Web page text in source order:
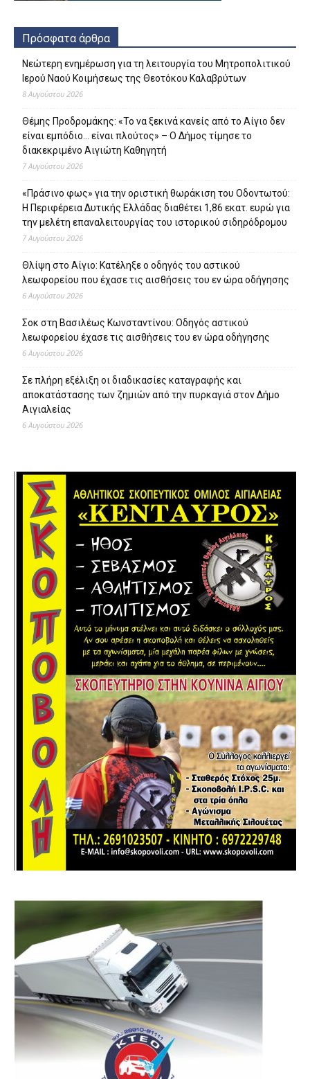
Πρόσφατα άρθρα
Νεώτερη ενημέρωση για τη λειτουργία του Μητροπολιτικού
Ιερού Ναού Κοιμήσεως της Θεοτόκου Καλαβρύτων
8 Αυγούστου 2026
Θέμης Προδρομάκης: «Το να ξεκινά κανείς από το Αίγιο δεν
είναι εμπόδιο… είναι πλούτος» – O Δήμος τίμησε το
διακεκριμένο Αιγιώτη Καθηγητή
7 Αυγούστου 2026
«Πράσινο φως» για την οριστική θωράκιση του Οδοντωτού:
Η Περιφέρεια Δυτικής Ελλάδας διαθέτει 1,86 εκατ. ευρώ για
την μελέτη επαναλειτουργίας του ιστορικού σιδηρόδρομου
7 Αυγούστου 2026
Θλίψη στο Αίγιο: Κατέληξε ο οδηγός του αστικού
λεωφορείου που έχασε τις αισθήσεις του εν ώρα οδήγησης
6 Αυγούστου 2026
Σοκ στη Βασιλέως Κωνσταντίνου: Οδηγός αστικού
λεωφορείου έχασε τις αισθήσεις του εν ώρα οδήγησης
6 Αυγούστου 2026
Σε πλήρη εξέλιξη οι διαδικασίες καταγραφής και
αποκατάστασης των ζημιών από την πυρκαγιά στον Δήμο
Αιγιαλείας
6 Αυγούστου 2026